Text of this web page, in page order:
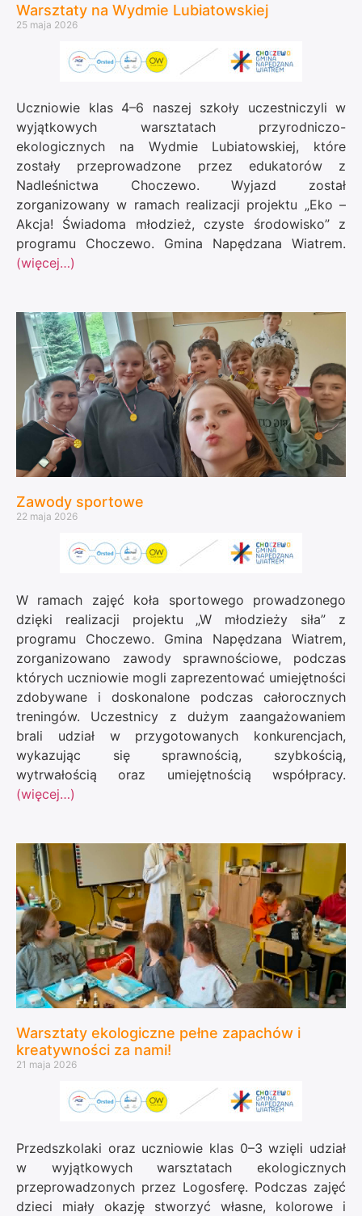
Warsztaty na Wydmie Lubiatowskiej
25 maja 2026
Uczniowie klas 4–6 naszej szkoły uczestniczyli w
wyjątkowych warsztatach przyrodniczo-
ekologicznych na Wydmie Lubiatowskiej, które
zostały przeprowadzone przez edukatorów z
Nadleśnictwa Choczewo. Wyjazd został
zorganizowany w ramach realizacji projektu „Eko –
Akcja! Świadoma młodzież, czyste środowisko” z
programu Choczewo. Gmina Napędzana Wiatrem.
(więcej…)
Zawody sportowe
22 maja 2026
W ramach zajęć koła sportowego prowadzonego
dzięki realizacji projektu „W młodzieży siła” z
programu Choczewo. Gmina Napędzana Wiatrem,
zorganizowano zawody sprawnościowe, podczas
których uczniowie mogli zaprezentować umiejętności
zdobywane i doskonalone podczas całorocznych
treningów. Uczestnicy z dużym zaangażowaniem
brali udział w przygotowanych konkurencjach,
wykazując się sprawnością, szybkością,
wytrwałością oraz umiejętnością współpracy.
(więcej…)
Warsztaty ekologiczne pełne zapachów i
kreatywności za nami!
21 maja 2026
Przedszkolaki oraz uczniowie klas 0–3 wzięli udział
w wyjątkowych warsztatach ekologicznych
przeprowadzonych przez Logosferę. Podczas zajęć
dzieci miały okazję stworzyć własne, kolorowe i